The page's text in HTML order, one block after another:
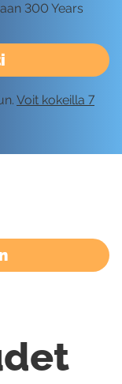
300 Years
Voit kokeilla 7